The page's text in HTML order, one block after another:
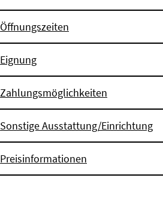
Öffnungszeiten
Eignung
Zahlungsmöglichkeiten
Sonstige Ausstattung/Einrichtung
Preisinformationen